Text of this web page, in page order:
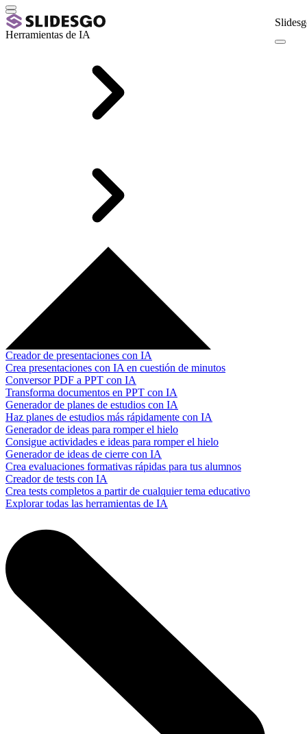
Herramientas de IA
Creador de presentaciones con IA
Crea presentaciones con IA en cuestión de minutos
Conversor PDF a PPT con IA
Transforma documentos en PPT con IA
Generador de planes de estudios con IA
Haz planes de estudios más rápidamente con IA
Generador de ideas para romper el hielo
Consigue actividades e ideas para romper el hielo
Generador de ideas de cierre con IA
Crea evaluaciones formativas rápidas para tus alumnos
Creador de tests con IA
Crea tests completos a partir de cualquier tema educativo
Explorar todas las herramientas de IA